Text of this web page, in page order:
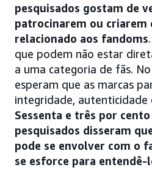
pesquisados gostam de
patrocinarem ou criarem
relacionado aos fandoms
que podem não estar
a uma categoria de fãs.
esperam que as marcas
integridade, autenticidade
Sessenta e três por
pesquisados disseram
pode se envolver com o
se esforce para entendê-